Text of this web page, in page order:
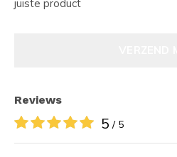
juiste product
Reviews
5 / 5